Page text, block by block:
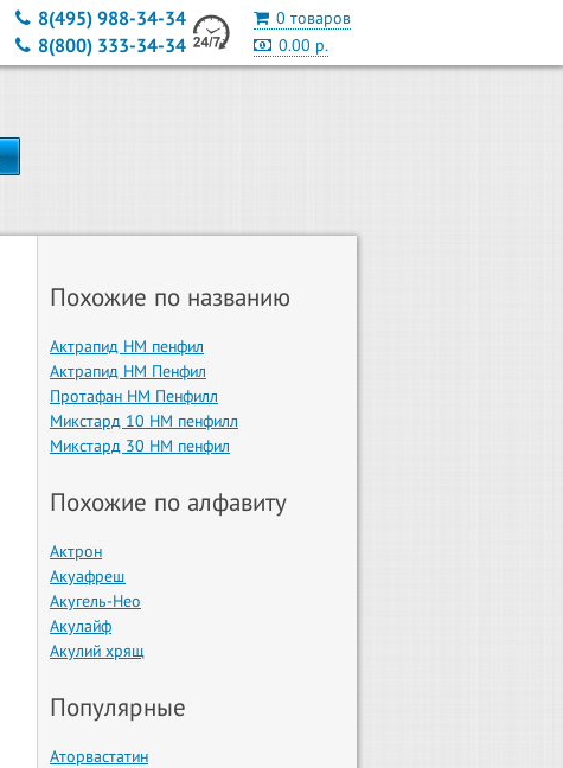
0 товаров
0.00 р.
8(495) 988-34-34
8(800) 333-34-34
Похожие по названию
Актрапид HM пенфил
Актрапид HM Пенфил
Протафан HM Пенфилл
Микстард 10 HM пенфилл
Микстард 30 HM пенфил
Похожие по алфавиту
Актрон
Акуафреш
Акугель-Нео
Акулайф
Акулий хрящ
Популярные
Аторвастатин